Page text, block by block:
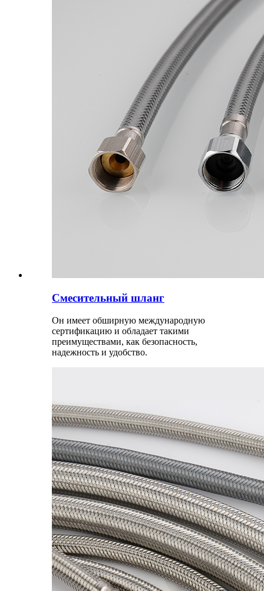
Смесительный шланг
Он имеет обширную международную
сертификацию и обладает такими
преимуществами, как безопасность,
надежность и удобство.